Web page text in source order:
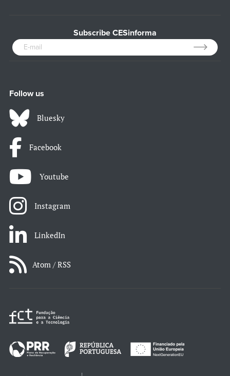
Subscribe CESinforma
Follow us
Bluesky
Facebook
Youtube
Instagram
LinkedIn
Atom / RSS